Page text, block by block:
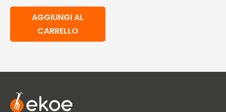
AGGIUNGI AL
CARRELLO